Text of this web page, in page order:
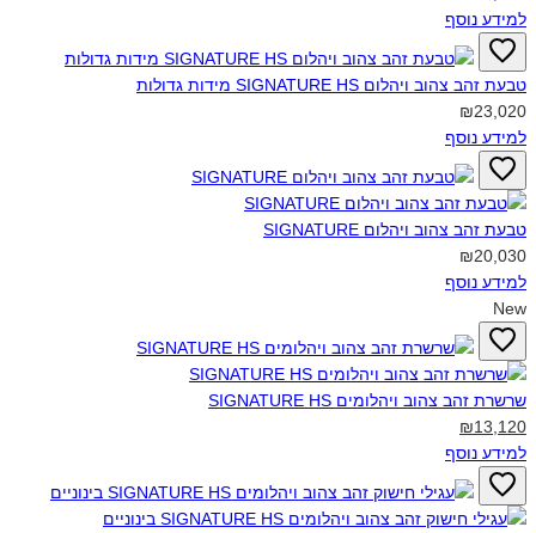
למידע נוסף
טבעת זהב צהוב ויהלום SIGNATURE HS מידות גדולות‎
₪23,020
למידע נוסף
טבעת זהב צהוב ויהלום SIGNATURE‎
₪20,030
למידע נוסף
New
שרשרת זהב צהוב ויהלומים SIGNATURE HS‎
₪13,120
למידע נוסף